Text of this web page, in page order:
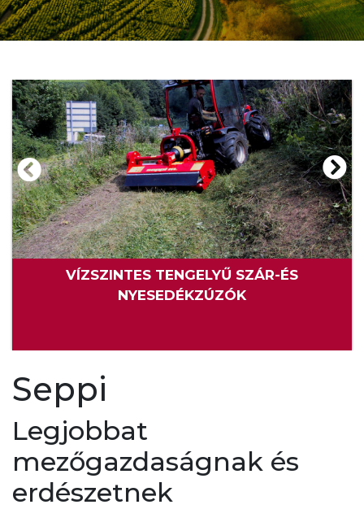
VÍZSZINTES TENGELYŰ SZÁR-ÉS
NYESEDÉKZÚZÓK
Seppi
Legjobbat
mezőgazdaságnak és
erdészetnek